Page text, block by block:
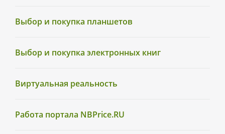
Выбор и покупка планшетов
Выбор и покупка электронных книг
Виртуальная реальность
Работа портала NBPrice.RU